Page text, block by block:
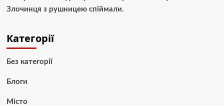
Злочинця з рушницею спіймали.
Категорії
Без категорії
Блоги
Місто